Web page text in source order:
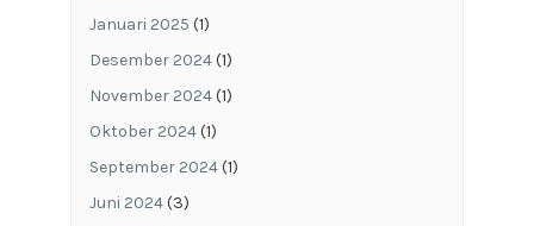
Januari 2025 (1)
Desember 2024(1)
November 2024(1)
Oktober 2024(1)
September 2024(1)
Juni 2024(3)